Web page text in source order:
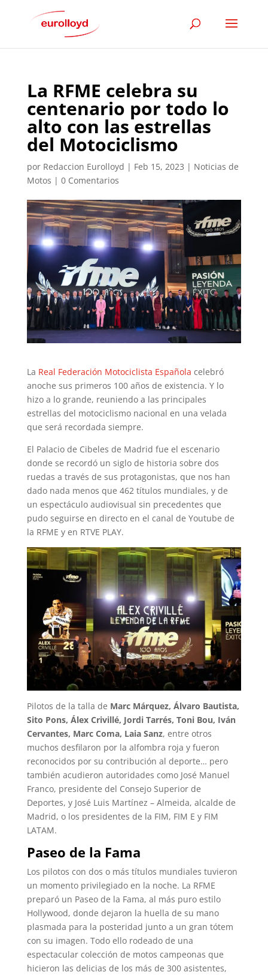
La RFME celebra su
centenario por todo lo
alto con las estrellas
del Motociclismo
por Redaccion Eurolloyd | Feb 15, 2023 | Noticias de
Motos | 0 Comentarios
La Real Federación Motociclista Española celebró
anoche sus primeros 100 años de existencia. Y lo
hizo a lo grande, reuniendo a las principales
estrellas del motociclismo nacional en una velada
que será recordada siempre.
El Palacio de Cibeles de Madrid fue el escenario
donde se recordó un siglo de historia sobre dos
ruedas a través de sus protagonistas, que nos han
dado nada menos que 462 títulos mundiales, y de
un espectáculo audiovisual sin precedentes que
pudo seguirse en directo en el canal de Youtube de
la RFME y en RTVE PLAY.
Pilotos de la talla de Marc Márquez, Álvaro Bautista,
Sito Pons, Álex Crivillé, Jordi Tarrés, Toni Bou, Iván
Cervantes, Marc Coma, Laia Sanz, entre otros
muchos desfilaron por la alfombra roja y fueron
reconocidos por su contribución al deporte… pero
también acudieron autoridades como José Manuel
Franco, presidente del Consejo Superior de
Deportes, y José Luis Martínez – Almeida, alcalde de
Madrid, o los presidentes de la FIM, FIM E y FIM
LATAM.
Paseo de la Fama
Los pilotos con dos o más títulos mundiales tuvieron
un momento privilegiado en la noche. La RFME
preparó un Paseo de la Fama, al más puro estilo
Hollywood, donde dejaron la huella de su mano
plasmada para la posteridad junto a un gran tótem
con su imagen. Todo ello rodeado de una
espectacular colección de motos campeonas que
hicieron las delicias de los más de 300 asistentes,